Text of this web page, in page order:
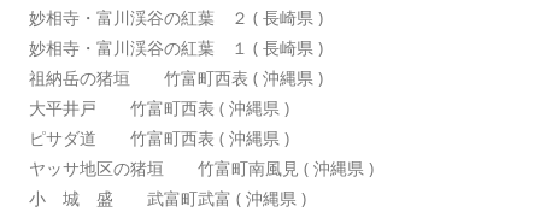
妙相寺・富川渓谷の紅葉 ２ ( 長崎県 )
妙相寺・富川渓谷の紅葉 １ ( 長崎県 )
祖納岳の猪垣 竹富町西表 ( 沖縄県 )
大平井戸 竹富町西表 ( 沖縄県 )
ピサダ道 竹富町西表 ( 沖縄県 )
ヤッサ地区の猪垣 竹富町南風見 ( 沖縄県 )
小 城 盛 武富町武富 ( 沖縄県 )